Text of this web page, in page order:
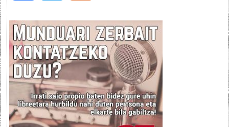
c
e
b
o
i
t
t
e
e
d